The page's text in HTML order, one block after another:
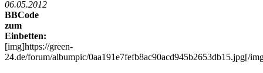
06.05.2012
BBCode
zum
Einbetten:
[img]https://green-
24.de/forum/albumpic/0aa191e7fefb8ac90acd945b2653db15.jpg[/